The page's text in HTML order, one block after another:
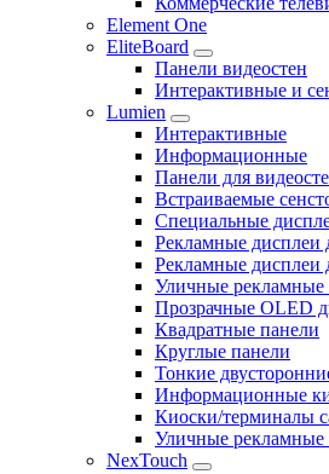
Element One
EliteBoard
Панели видеостен
Интерактивные и
Lumien
Интерактивные
Информационные
Панели для
Встраиваемые
Специальные
Рекламные дисплеи
Рекламные дисплеи
Уличные рекламные
Прозрачные OLED
Квадратные панели
Круглые панели
Тонкие
Информационные
Киоски/терминалы
Уличные рекламные
NexTouch